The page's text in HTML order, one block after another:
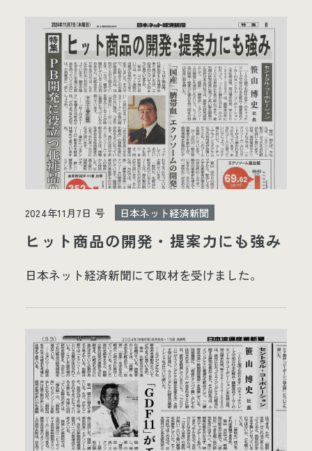
2024年11月7日 号 日本ネット経済新聞
ヒット商品の開発・提案力にも強み
日本ネット経済新聞にて取材を受けました。